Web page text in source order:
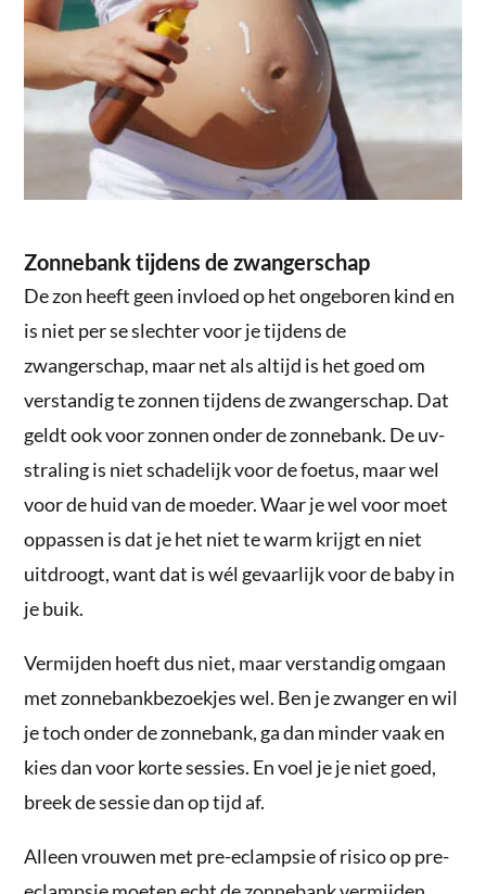
Zonnebank tijdens de zwangerschap
De zon heeft geen invloed op het ongeboren kind en
is niet per se slechter voor je tijdens de
zwangerschap, maar net als altijd is het goed om
verstandig te zonnen tijdens de zwangerschap. Dat
geldt ook voor zonnen onder de zonnebank. De uv-
straling is niet schadelijk voor de foetus, maar wel
voor de huid van de moeder. Waar je wel voor moet
oppassen is dat je het niet te warm krijgt en niet
uitdroogt, want dat is wél gevaarlijk voor de baby in
je buik.
Vermijden hoeft dus niet, maar verstandig omgaan
met zonnebankbezoekjes wel. Ben je zwanger en wil
je toch onder de zonnebank, ga dan minder vaak en
kies dan voor korte sessies. En voel je je niet goed,
breek de sessie dan op tijd af.
Alleen vrouwen met pre-eclampsie of risico op pre-